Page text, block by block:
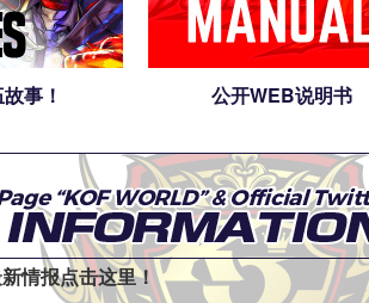
事！ 公开WEB说明书
新情报点击这里！